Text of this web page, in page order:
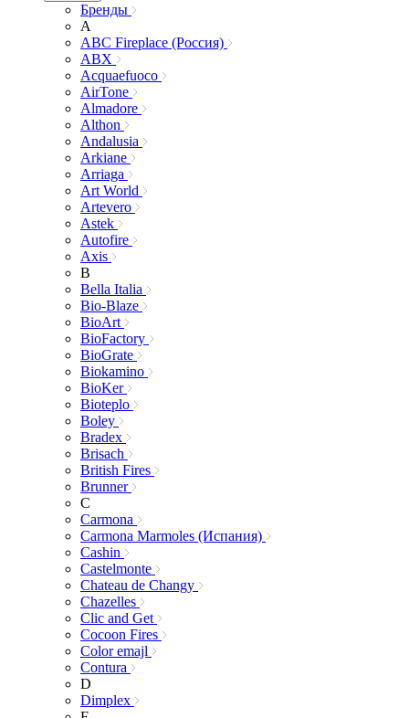
Бренды
A
ABC Fireplace (Россия)
ABX
Acquaefuoco
AirTone
Almadore
Althon
Andalusia
Arkiane
Arriaga
Art World
Artevero
Astek
Autofire
Axis
B
Bella Italia
Bio-Blaze
BioArt
BioFactory
BioGrate
Biokamino
BioKer
Bioteplo
Boley
Bradex
Brisach
British Fires
Brunner
C
Carmona
Carmona Marmoles (Испания)
Cashin
Castelmonte
Chateau de Changy
Chazelles
Clic and Get
Cocoon Fires
Color emajl
Contura
D
Dimplex